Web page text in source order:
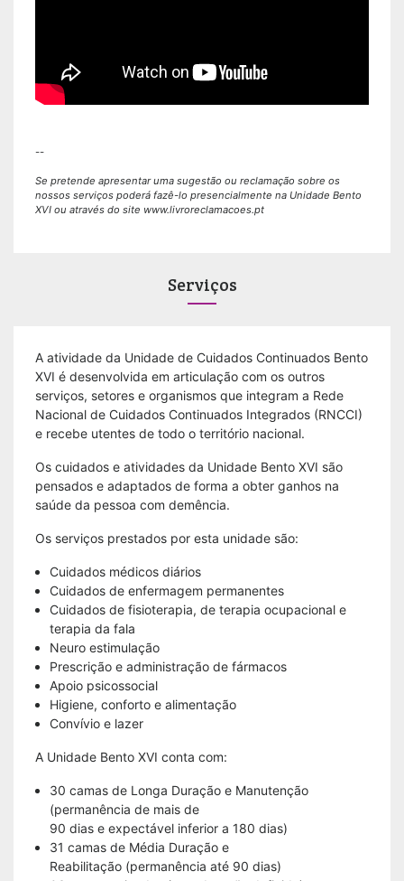
--
Se pretende apresentar uma sugestão ou reclamação sobre os
nossos serviços poderá fazê-lo presencialmente na Unidade Bento
XVI ou através do site www.livroreclamacoes.pt
Serviços
A atividade da Unidade de Cuidados Continuados Bento
XVI é desenvolvida em articulação com os outros
serviços, setores e organismos que integram a Rede
Nacional de Cuidados Continuados Integrados (RNCCI)
e recebe utentes de todo o território nacional.
Os cuidados e atividades da Unidade Bento XVI são
pensados e adaptados de forma a obter ganhos na
saúde da pessoa com demência.
Os serviços prestados por esta unidade são:
Cuidados médicos diários
Cuidados de enfermagem permanentes
Cuidados de fisioterapia, de terapia ocupacional e
terapia da fala
Neuro estimulação
Prescrição e administração de fármacos
Apoio psicossocial
Higiene, conforto e alimentação
Convívio e lazer
A Unidade Bento XVI conta com:
30 camas de Longa Duração e Manutenção
(permanência de mais de
90 dias e expectável inferior a 180 dias)
31 camas de Média Duração e
Reabilitação (permanência até 90 dias)